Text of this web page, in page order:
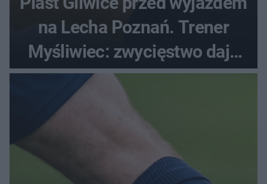
na Lecha Poznań. Trener
Myśliwiec: zwycięstwo daje
satysfakcję